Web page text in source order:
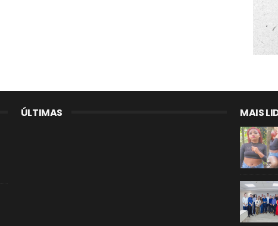
ÚLTIMAS MAIS